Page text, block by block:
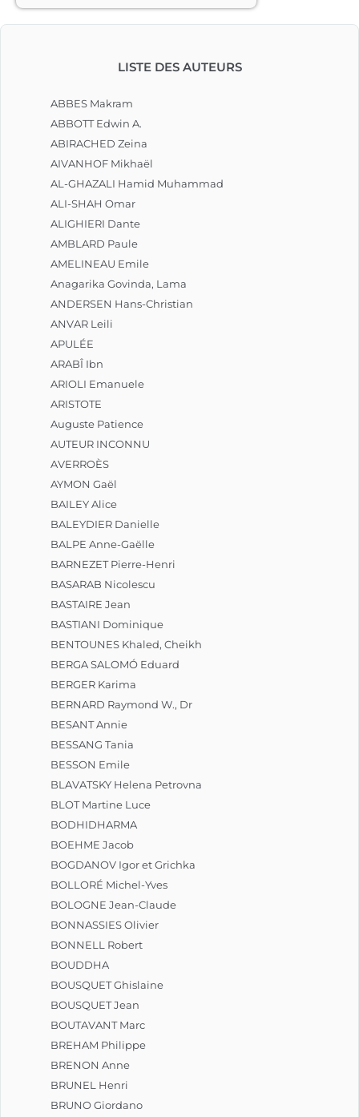
LISTE DES AUTEURS
ABBES Makram
ABBOTT Edwin A.
ABIRACHED Zeina
AIVANHOF Mikhaël
AL-GHAZALI Hamid Muhammad
ALI-SHAH Omar
ALIGHIERI Dante
AMBLARD Paule
AMELINEAU Emile
Anagarika Govinda, Lama
ANDERSEN Hans-Christian
ANVAR Leili
APULÉE
ARABÎ Ibn
ARIOLI Emanuele
ARISTOTE
Auguste Patience
AUTEUR INCONNU
AVERROÈS
AYMON Gaël
BAILEY Alice
BALEYDIER Danielle
BALPE Anne-Gaëlle
BARNEZET Pierre-Henri
BASARAB Nicolescu
BASTAIRE Jean
BASTIANI Dominique
BENTOUNES Khaled, Cheikh
BERGA SALOMÓ Eduard
BERGER Karima
BERNARD Raymond W., Dr
BESANT Annie
BESSANG Tania
BESSON Emile
BLAVATSKY Helena Petrovna
BLOT Martine Luce
BODHIDHARMA
BOEHME Jacob
BOGDANOV Igor et Grichka
BOLLORÉ Michel-Yves
BOLOGNE Jean-Claude
BONNASSIES Olivier
BONNELL Robert
BOUDDHA
BOUSQUET Ghislaine
BOUSQUET Jean
BOUTAVANT Marc
BREHAM Philippe
BRENON Anne
BRUNEL Henri
BRUNO Giordano